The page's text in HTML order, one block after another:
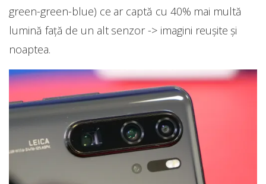
green-green-blue) ce ar captă cu 40% mai multă
lumină față de un alt senzor -> imagini reușite și
noaptea.